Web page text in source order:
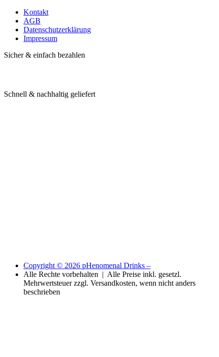
Kontakt
AGB
Datenschutzerklärung
Impressum
Sicher & einfach bezahlen
Schnell & nachhaltig geliefert
Copyright © 2026 pHenomenal Drinks –
Alle Rechte vorbehalten | Alle Preise inkl. gesetzl.
Mehrwertsteuer zzgl. Versandkosten, wenn nicht anders
beschrieben